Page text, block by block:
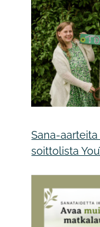
Sana-
soittolista